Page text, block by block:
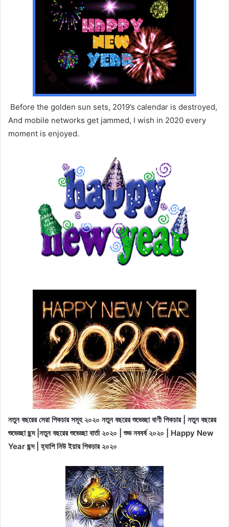
Before the golden sun sets, 2019’s calendar is destroyed,
And mobile networks get jammed, I wish in 2020 every
moment is enjoyed.
নতুন বছরের সেরা পিকচার সমূহ ২০২০ নতুন বছরের শুভেচ্ছা বাণী পিকচার | নতুন বছরের
শুভেচ্ছা ছন্দ |নতুন বছরের শুভেচ্ছা বার্তা ২০২০ | শুভ নববর্ষ ২০২০ | Happy New
Year ছন্দ | হ্যাপি নিউ ইয়ার পিকচার ২০২০